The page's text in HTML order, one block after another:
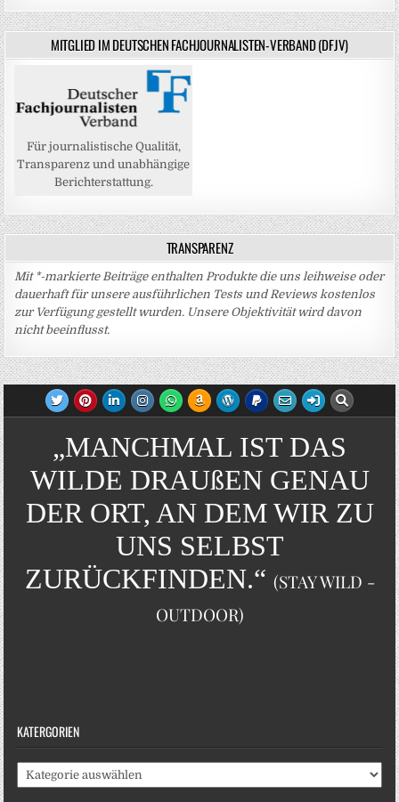
MITGLIED IM DEUTSCHEN FACHJOURNALISTEN-VERBAND (DFJV)
Für journalistische Qualität,
Transparenz und unabhängige
Berichterstattung.
TRANSPARENZ
Mit *-markierte Beiträge enthalten Produkte die uns leihweise oder
dauerhaft für unsere ausführlichen Tests und Reviews kostenlos
zur Verfügung gestellt wurden. Unsere Objektivität wird davon
nicht beeinflusst.
„MANCHMAL IST DAS
WILDE DRAUßEN GENAU
DER ORT, AN DEM WIR ZU
UNS SELBST
ZURÜCKFINDEN.“ (STAY WILD -
OUTDOOR)
KATERGORIEN
Katergorien